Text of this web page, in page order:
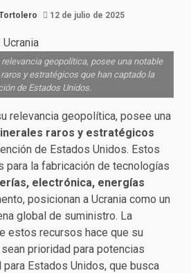
12 de julio de 2025
geopolítica, posee una notable
y estratégicos que han captado la
de Estados Unidos.
relevancia geopolítica, posee una
raros y estratégicos
de Estados Unidos. Estos
para la fabricación de tecnologías
electrónica, energías
posicionan a Ucrania como un
global de suministro. La
estos recursos hace que su
prioridad para potencias
Estados Unidos, que busca